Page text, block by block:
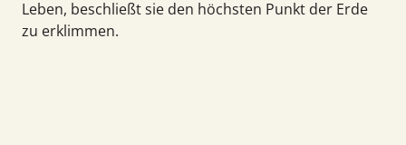
Leben, beschließt sie den höchsten Punkt der Erde
zu erklimmen.